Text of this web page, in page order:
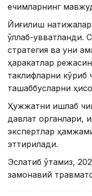
ечимларнинг
Йиғилиш
қўллаб-қувватланди.
стратегия ва уни
ҳаракатлар
таклифларни кўриб
ташаббусларни
Ҳужжатни ишлаб
давлат органлари,
экспертлар
эттирилади.
Эслатиб ўтамиз,
замонавий